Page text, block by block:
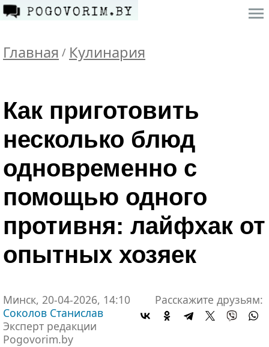
Главная / Кулинария
Как приготовить
несколько блюд
одновременно с
помощью одного
противня: лайфхак от
опытных хозяек
Минск, 20-04-2026, 14:10
Соколов Станислав
Эксперт редакции
Pogovorim.by
Расскажите друзьям: